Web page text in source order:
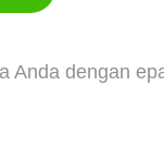
Anda dengan